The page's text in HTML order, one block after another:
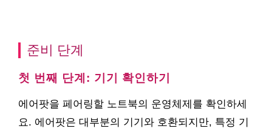
준비 단계
첫 번째 단계: 기기 확인하기
에어팟을 페어링할 노트북의 운영체제를 확인하세
요. 에어팟은 대부분의 기기와 호환되지만, 특정 기